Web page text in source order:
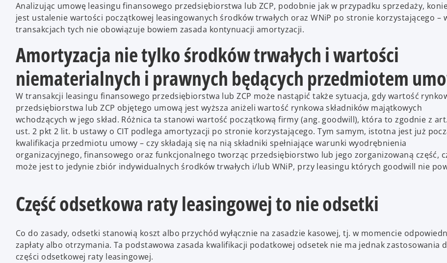
Analizując umowę leasingu finansowego przedsiębiorstwa lub ZCP, podobnie jak w przypadku sprzedaży,
jest ustalenie wartości początkowej leasingowanych środków trwałych oraz WNiP po stronie korzystającego –
transakcjach tych nie obowiązuje bowiem zasada kontynuacji amortyzacji.
Amortyzacja nie tylko środków trwałych i wartości
niematerialnych i prawnych będących przedmiotem
W transakcji leasingu finansowego przedsiębiorstwa lub ZCP może nastąpić także sytuacja, gdy wartość
przedsiębiorstwa lub ZCP objętego umową jest wyższa aniżeli wartość rynkowa składników majątkowych
wchodzących w jego skład. Różnica ta stanowi wartość początkową firmy (ang. goodwill), która to zgodnie z
ust. 2 pkt 2 lit. b ustawy o CIT podlega amortyzacji po stronie korzystającego. Tym samym, istotna jest już
kwalifikacja przedmiotu umowy – czy składają się na nią składniki spełniające warunki wyodrębnienia
organizacyjnego, finansowego oraz funkcjonalnego tworząc przedsiębiorstwo lub jego zorganizowaną część,
może jest to jedynie zbiór indywidualnych środków trwałych i/lub WNiP, przy leasingu których goodwill nie
Część odsetkowa raty leasingowej to nie odsetki
Co do zasady, odsetki stanowią koszt albo przychód wyłącznie na zasadzie kasowej, tj. w momencie
zapłaty albo otrzymania. Ta podstawowa zasada kwalifikacji podatkowej odsetek nie ma jednak zastosowania
części odsetkowej raty leasingowej.